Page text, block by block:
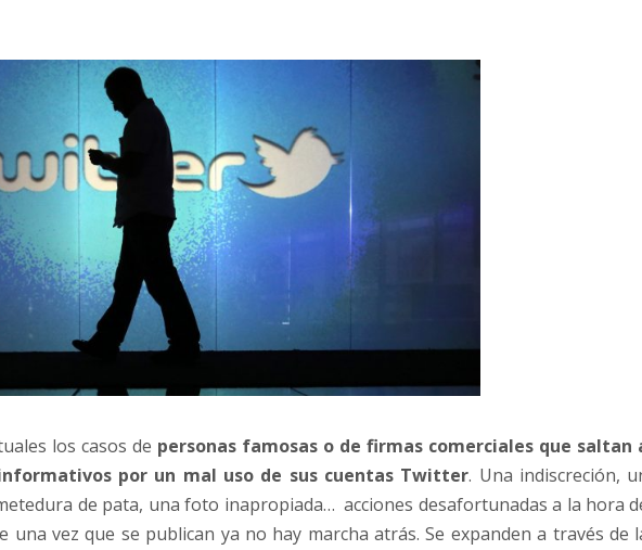
los casos de personas famosas o de firmas comerciales que saltan
por un mal uso de sus cuentas Twitter. Una indiscreción,
de pata, una foto inapropiada… acciones desafortunadas a la hora
una vez que se publican ya no hay marcha atrás. Se expanden a través de